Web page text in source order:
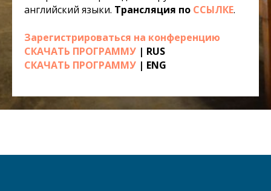
английский языки. Трансляция по ССЫЛКЕ.
Зарегистрироваться на конференцию
СКАЧАТЬ ПРОГРАММУ | RUS
СКАЧАТЬ ПРОГРАММУ | ENG